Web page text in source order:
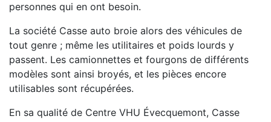
personnes qui en ont besoin.
La société Casse auto broie alors des véhicules de
tout genre ; même les utilitaires et poids lourds y
passent. Les camionnettes et fourgons de différents
modèles sont ainsi broyés, et les pièces encore
utilisables sont récupérées.
En sa qualité de Centre VHU Évecquemont, Casse